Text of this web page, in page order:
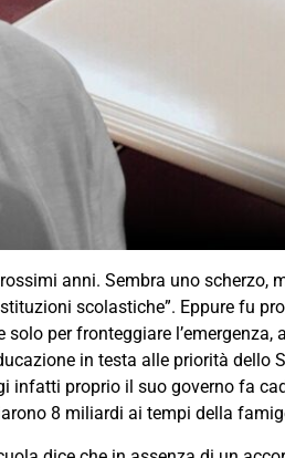
anni. Sembra uno scherzo,
scolastiche”. Eppure fu
per fronteggiare l’emergenza,
in testa alle priorità dello
proprio il suo governo fa
8 miliardi ai tempi della